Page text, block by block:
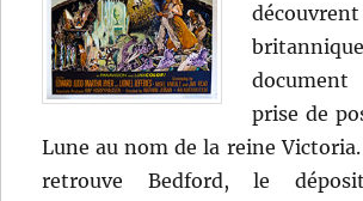
prise de
Lune au nom de la reine
retrouve Bedford, le